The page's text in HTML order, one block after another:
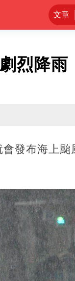
文章
烈降雨
發布海上颱